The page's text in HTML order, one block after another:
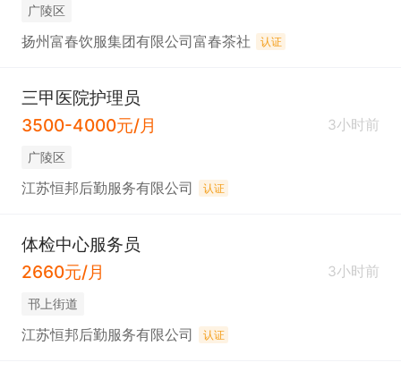
广陵区
扬州富春饮服集团有限公司富春茶社 认证
三甲医院护理员
3500-4000元/月
3小时前
广陵区
江苏恒邦后勤服务有限公司 认证
体检中心服务员
2660元/月
3小时前
邗上街道
江苏恒邦后勤服务有限公司 认证